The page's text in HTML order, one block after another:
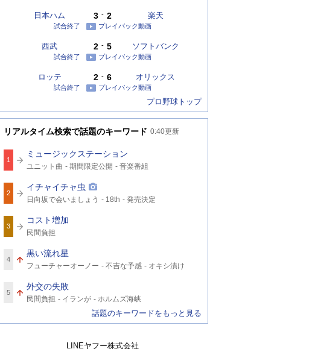
日本ハム 楽天
試合終了 プレイバック動画
3 - 2
西武 ソフトバンク
試合終了 プレイバック動画
2 - 5
ロッテ オリックス
試合終了 プレイバック動画
2 - 6
プロ野球トップ
リアルタイム検索で話題のキーワード 0:40更新
1
ミュージックステーション
関
連
ー
ド
ユニット曲 期間限定公開 音楽番組
2
イチャイチャ虫
関
連
ー
ド
日向坂で会いましょう 18th 発売決定
3
コスト増加
関
連
ー
ド
民間負担
4
黒い流れ星
関
連
ー
ド
フューチャーオーノー 不吉な予感 オキシ漬け
5
外交の失敗
関
連
民間負担 イランが ホルムズ海峡
話題のキーワードをもっと見る
LINEヤフー株式会社